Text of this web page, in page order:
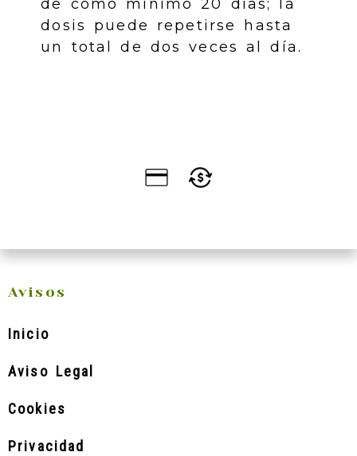
de como mínimo 20 días; la
dosis puede repetirse hasta
un total de dos veces al día.
Avisos
Inicio
Aviso Legal
Cookies
Privacidad